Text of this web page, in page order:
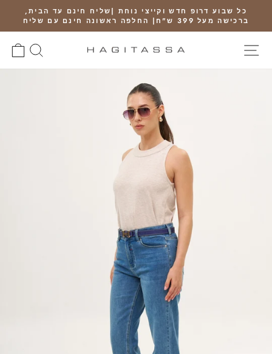
content
Pause
כל שבוע דרופ חדש וקייצי נוחת |שליח חינם עד הבית,
ברכישה מעל 399 ש"ח| החלפה ראשונה חינם עם שליח
SITE NAVIGATION חיפוש